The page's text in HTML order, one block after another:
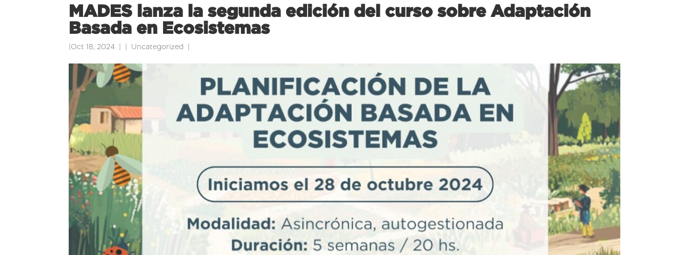
MADES lanza la segunda edición del curso sobre Adaptación
Basada en Ecosistemas
Oct 18, 2024 Uncategorized